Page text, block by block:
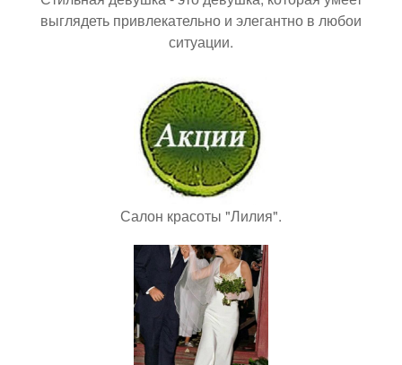
выглядеть привлекательно и элегантно в любои
ситуации.
Салон красоты "Лилия".